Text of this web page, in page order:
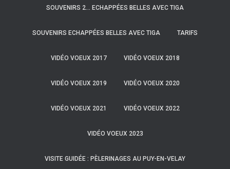
SOUVENIRS 2… ECHAPPÉES BELLES AVEC TIGA
SOUVENIRS ECHAPPÉES BELLES AVEC TIGA TARIFS
VIDÉO VOEUX 2017 VIDÉO VOEUX 2018
VIDÉO VOEUX 2019 VIDÉO VOEUX 2020
VIDÉO VOEUX 2021 VIDÉO VOEUX 2022
VIDÉO VOEUX 2023
VISITE GUIDÉE : PÈLERINAGES AU PUY-EN-VELAY